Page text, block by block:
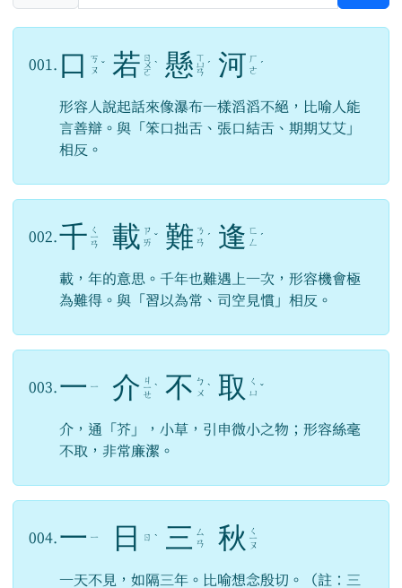
001. 口
ㄎ
ㄡ ˇ 若 ㄖ
ㄨ
ㄛ
ˋ 懸 ㄒ
ㄩ
ㄢ
ˊ 河 ㄏ
ㄜ ˊ
形容人說起話來像瀑布一樣滔滔不絕，比喻人能
言善辯。與「笨口拙舌、張口結舌、期期艾艾」
相反。
002. 千 ㄑ
ㄧ
ㄢ 載 ㄗ
ㄞ ˇ 難 ㄋ
ㄢ ˊ 逢 ㄈ
ㄥ
ˊ
載，年的意思。千年也難遇上一次，形容機會極
為難得。與「習以為常、司空見慣」相反。
003. 一 ㄧ 介 ㄐ
ㄧ
ㄝ
ˋ 不 ㄅ
ㄨ ˋ 取
ㄑ
ㄩ ˇ
介，通「芥」，小草，引申微小之物；形容絲毫
不取，非常廉潔。
004. 一 ㄧ 日 ㄖ ˋ 三 ㄙ
ㄢ
秋 ㄑ
ㄧ
ㄡ
一天不見，如隔三年。比喻想念殷切。（註：三